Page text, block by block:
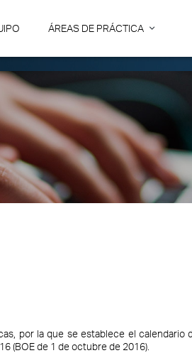
ÁREAS DE PRÁCTICA
por la que se establece el calendario
(BOE de 1 de octubre de 2016).